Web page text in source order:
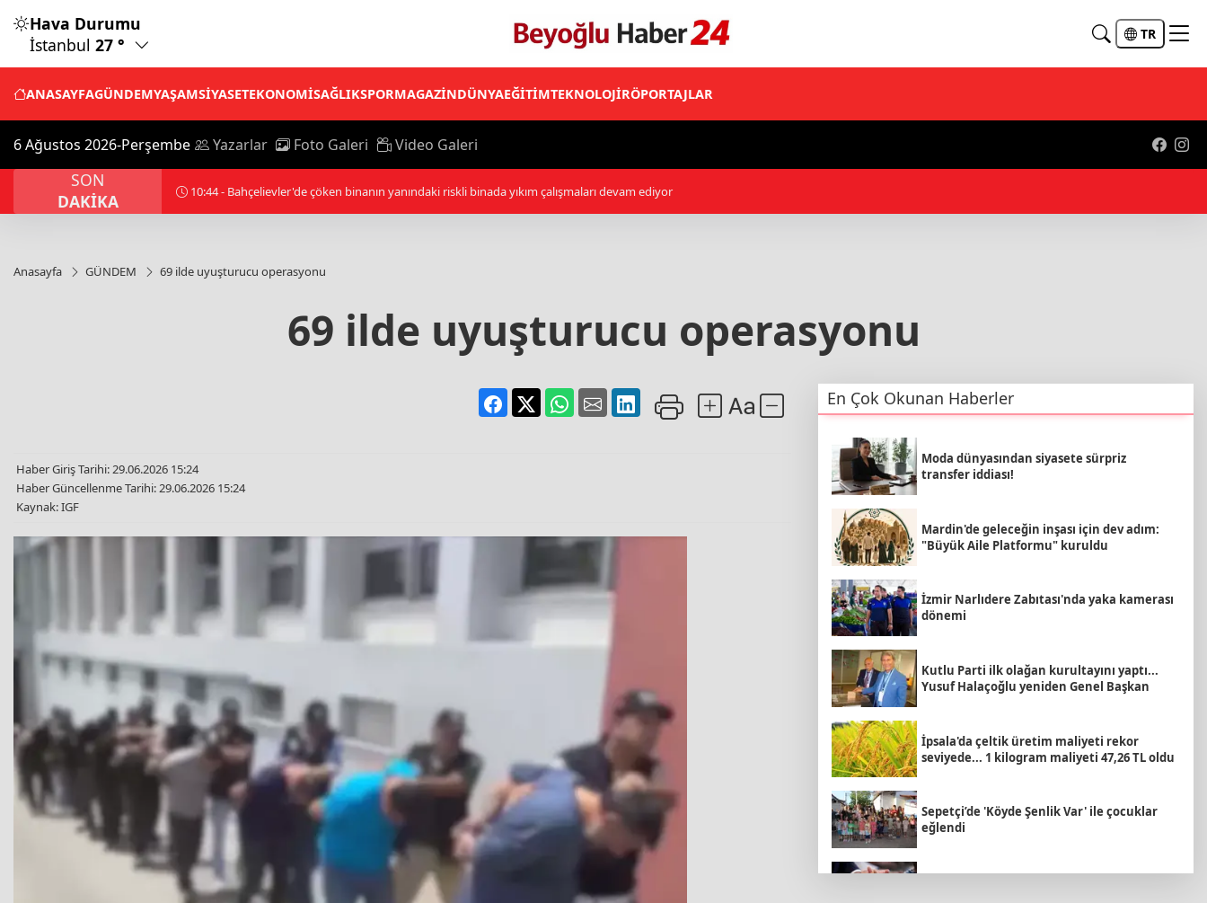
Hava Durumu
İstanbul 27 ° TR
ANASAYFAGÜNDEMYAŞAMSİYASETEKONOMİSAĞLIKSPORMAGAZİNDÜNYAEĞİTİMTEKNOLOJİRÖPORTAJLAR
6 Ağustos 2026-Perşembe Yazarlar Foto Galeri Video Galeri
SON
DAKİKA
11:18 - ABD'de jalapeno biberlerinden kaynaklandığı düşünülen salmonella salgını 27 eyalete yayıldı
Anasayfa GÜNDEM 69 ilde uyuşturucu operasyonu
69 ilde uyuşturucu operasyonu
Haber Giriş Tarihi: 29.06.2026 15:24
Haber Güncellenme Tarihi: 29.06.2026 15:24
Kaynak: IGF
En Çok Okunan Haberler
Moda dünyasından siyasete sürpriz
transfer iddiası!
Mardin'de geleceğin inşası için dev adım:
"Büyük Aile Platformu" kuruldu
İzmir Narlıdere Zabıtası'nda yaka kamerası
dönemi
Kutlu Parti ilk olağan kurultayını yaptı...
Yusuf Halaçoğlu yeniden Genel Başkan
İpsala'da çeltik üretim maliyeti rekor
seviyede... 1 kilogram maliyeti 47,26 TL oldu
Sepetçi’de 'Köyde Şenlik Var' ile çocuklar
eğlendi